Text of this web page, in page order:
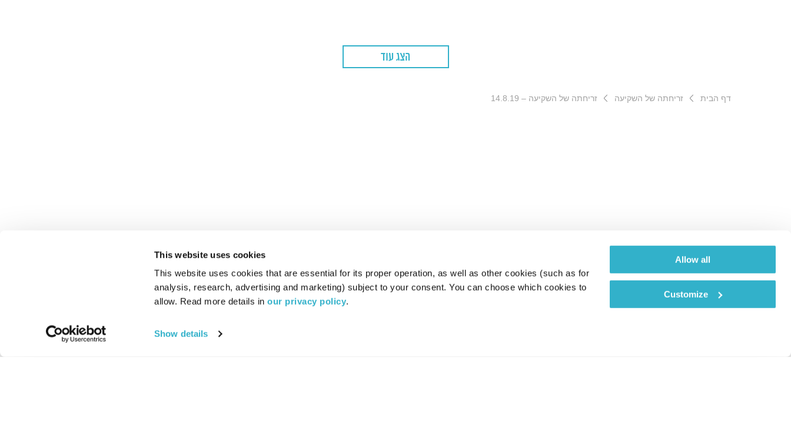
This website uses cookies
This website uses cookies that are essential for its proper operation, as well as other cookies (such as for
analysis, research, advertising and marketing) subject to your consent. You can choose which cookies to
allow. Read more details in our privacy policy.
Show details
Allow all
Customize
הצג עוד
דף הבית זריחתה של השקיעה זריחתה של השקיעה – 14.8.19